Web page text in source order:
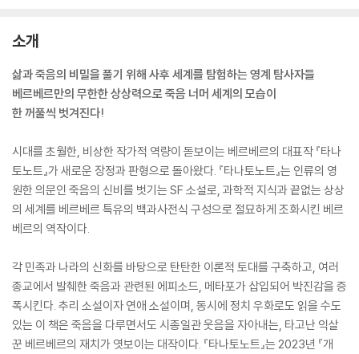
소개
삶과 죽음의 비밀을 풀기 위해 사후 세계를 탐험하는 영계 탐사자들
베르베르만의 무한한 상상력으로 죽음 너머 세계의 모습이
한 꺼풀씩 벗겨진다!
시대를 초월한, 비상한 작가적 역량이 돋보이는 베르베르의 대표작 『타나
토노트』가 새로운 장정과 판형으로 돌아왔다. 『타나토노트』는 인류의 영
원한 의문인 죽음의 신비를 벗기는 SF 소설로, 과학적 지식과 끝없는 상상
의 세계를 베르베르 특유의 백과사전식 구성으로 절묘하게 조화시킨 베르
베르의 역작이다.
각 민족과 나라의 신화를 바탕으로 탄탄한 이론적 토대를 구축하고, 여러
종교에서 발췌한 죽음과 관련된 에피소드, 메타포가 삽입되어 박진감을 증
폭시킨다. 추리 소설이자 연애 소설이며, 동시에 정치 우화로도 읽을 수도
있는 이 책은 죽음을 다루면서도 시종일관 웃음을 자아내는, 타고난 익살
꾼 베르베르의 재치가 엿보이는 대작이다. 『타나토노트』는 2023년 『개